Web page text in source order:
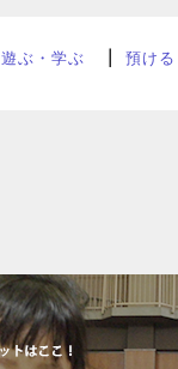
遊ぶ・学ぶ 預ける